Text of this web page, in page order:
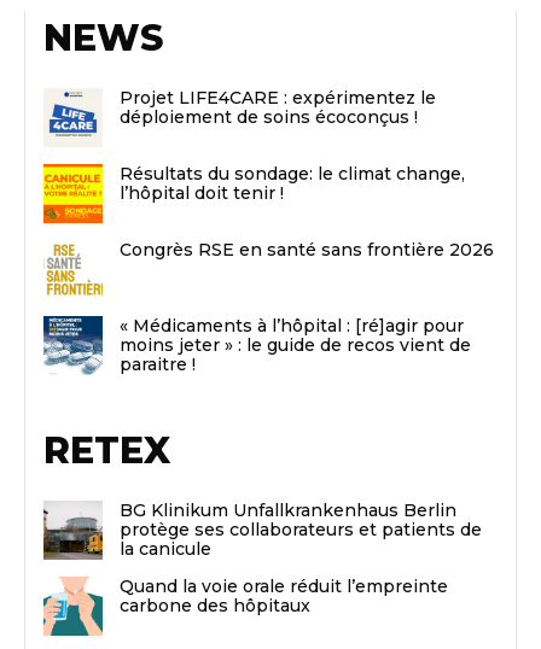
NEWS
Projet LIFE4CARE : expérimentez le
déploiement de soins écoconçus !
Résultats du sondage: le climat change,
l’hôpital doit tenir !
Congrès RSE en santé sans frontière 2026
« Médicaments à l’hôpital : [ré]agir pour
moins jeter » : le guide de recos vient de
paraitre !
RETEX
BG Klinikum Unfallkrankenhaus Berlin
protège ses collaborateurs et patients de
la canicule
Quand la voie orale réduit l’empreinte
carbone des hôpitaux